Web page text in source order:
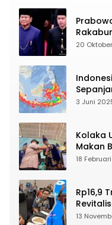
20
Yang
3 Juni
Kolaka
Makan
18
Rp16,9
13